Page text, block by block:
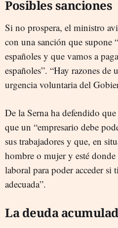
Posibles sanciones
Si no prospera, el ministro
con una sanción que supone
españoles y que vamos a
españoles”. “Hay razones de
urgencia voluntaria del
De la Serna ha defendido
que un “empresario debe
sus trabajadores y que, en
hombre o mujer y esté
laboral para poder acceder si
adecuada”.
La deuda